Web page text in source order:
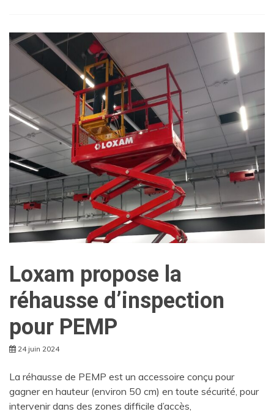
Loxam propose la
réhausse d’inspection
pour PEMP
24 juin 2024
La réhausse de PEMP est un accessoire conçu pour
gagner en hauteur (environ 50 cm) en toute sécurité, pour
intervenir dans des zones difficile d’accès,